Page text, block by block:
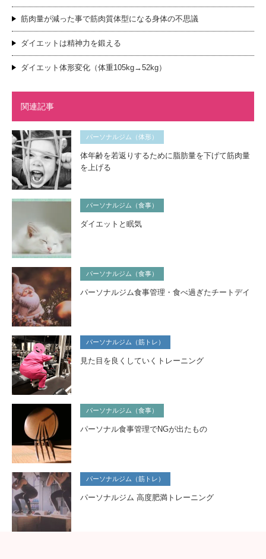
筋肉量が減った事で筋肉質体型になる身体の不思議
ダイエットは精神力を鍛える
ダイエット体形変化（体重105kg→52kg）
関連記事
パーソナルジム（体形）
体年齢を若返りするために脂肪量を下げて筋肉量
を上げる
パーソナルジム（食事）
ダイエットと眠気
パーソナルジム（食事）
パーソナルジム食事管理・食べ過ぎたチートデイ
パーソナルジム（筋トレ）
見た目を良くしていくトレーニング
パーソナルジム（食事）
パーソナル食事管理でNGが出たもの
パーソナルジム（筋トレ）
パーソナルジム 高度肥満トレーニング